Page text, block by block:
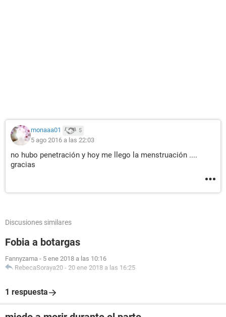
monaaa01 5
5 ago 2016 a las 22:03
no hubo penetración y hoy me llego la menstruación ....
gracias
Discusiones similares
Fobia a botargas
Fannyzama - 5 ene 2018 a las 10:16
RebecaSoraya20 - 20 ene 2018 a las 16:25
1 respuesta